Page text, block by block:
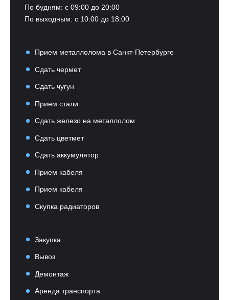
По будням: с 09:00 до 20:00
По выходным: с 10:00 до 18:00
Прием металлолома в Санкт-Петербурге
Сдать чермет
Сдать чугун
Прием стали
Сдать железо на металлолом
Сдать цветмет
Сдать аккумулятор
Прием кабеля
Прием кабеля
Скупка радиаторов
Закупка
Вывоз
Демонтаж
Аренда транспорта